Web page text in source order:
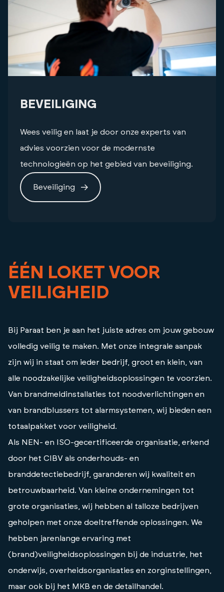
BEVEILIGING
Wees veilig en laat je door onze experts van
advies voorzien voor de modernste
technologieën op het gebied van beveiliging.
Beveiliging
ÉÉN LOKET VOOR
VEILIGHEID
Bij Paraat ben je aan het juiste adres om jouw gebouw
volledig veilig te maken. Met onze integrale aanpak
zijn wij in staat om ieder bedrijf, groot en klein, van
alle noodzakelijke veiligheidsoplossingen te voorzien.
Van brandmeldinstallaties tot noodverlichtingen en
van brandblussers tot alarmsystemen, wij bieden een
totaalpakket voor veiligheid.
Als NEN- en ISO-gecertificeerde organisatie, erkend
door het CIBV als onderhouds- en
branddetectiebedrijf, garanderen wij kwaliteit en
betrouwbaarheid. Van kleine ondernemingen tot
grote organisaties, wij hebben al talloze bedrijven
geholpen met onze doeltreffende oplossingen. We
hebben jarenlange ervaring met
(brand)veiligheidsoplossingen bij de industrie, het
onderwijs, overheidsorganisaties en zorginstellingen,
maar ook bij het MKB en de detailhandel.